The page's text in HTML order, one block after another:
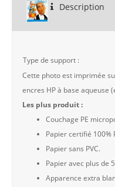
Description
Type de support :
Cette photo est imprimée
encres HP à base aqueuse
Les plus produit :
Couchage PE
Papier certifié 100%
Papier sans PVC.
Papier avec plus de
Apparence extra